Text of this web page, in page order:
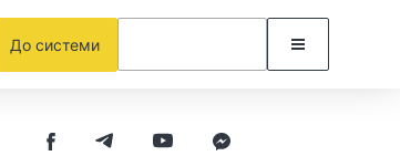
До системи